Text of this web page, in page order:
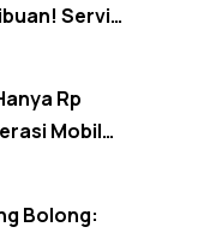
Servis
Rp
Mobil
Promo
Bolong: